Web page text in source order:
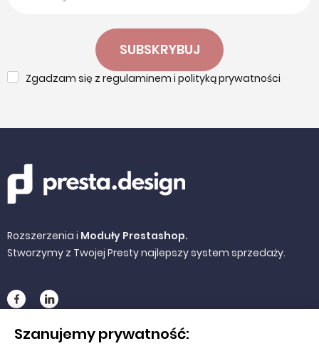
SUBSKRYBUJ
Zgadzam się z regulaminem i polityką prywatności
Rozszerzenia i Moduły Prestashop.
Stworzymy z Twojej Presty najlepszy system sprzedaży.
NA SKRÓTY
Szanujemy prywatność: